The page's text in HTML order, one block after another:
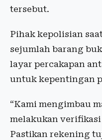
tersebut.
Pihak kepolisian
sejumlah barang
layar percakapan
untuk kepentingan
“Kami mengimbau
melakukan
Pastikan rekening